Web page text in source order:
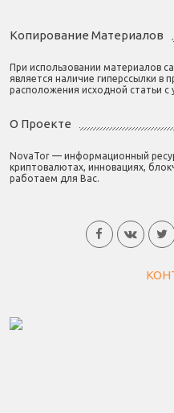
Копирование Материалов
При использовании материалов
является наличие гиперссылки в
расположения исходной статьи с
О Проекте
NovaTor — информационный
криптовалютах, инновациях,
работаем для Вас.